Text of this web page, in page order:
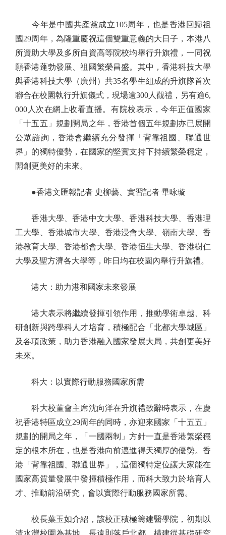
今年是中國共產黨成立105周年，也是香港回歸祖
國29周年，為隆重慶祝這個雙重意義的大日子，本港八
所資助大學及多所自資高等院校均舉行升旗禮，一同祝
願香港蓬勃發展、祖國繁榮昌盛。其中，香港科技大學
與香港科技大學（廣州）共35名學生組成的升旗隊首次
聯合在校園執行升旗儀式，現場逾300人觀禮，另有逾6,
000人次在網上收看直播。有院校表示，今年正值國家
「十五五」規劃開局之年，香港首個五年規劃亦已展開
公眾諮詢，香港會繼續充分發揮「背靠祖國、聯通世
界」的獨特優勢，在國家的堅實支持下持續繁榮穩定，
開創更美好的未來。
●香港文匯報記者 史柳藝、實習記者 畢咏璇
香港大學、香港中文大學、香港科技大學、香港理
工大學、香港城市大學、香港浸會大學、嶺南大學、香
港教育大學、香港都會大學、香港恒生大學、香港樹仁
大學及聖方濟各大學等，昨日均在校園內舉行升旗禮。
港大：助力港和國家未來發展
港大表示將繼續發揮引領作用，推動學術卓越、科
研創新與跨學科人才培育，積極配合「北都大學城區」
及各項政策，助力香港融入國家發展大局，共創更美好
未來。
科大：以實際行動服務國家所需
科大校董會主席沈向洋在升旗禮致辭時表示，在慶
祝香港特區成立29周年的同時，亦迎來國家「十五五」
規劃的開局之年，「一國兩制」方針一直是香港繁榮穩
定的根本所在，也是香港向前邁進得天獨厚的優勢。香
港「背靠祖國、聯通世界」，這個獨特定位讓大家能在
國家高質量發展中發揮積極作用，而科大致力於培育人
才、推動前沿研究，會以實際行動服務國家所需。
校長葉玉如介紹，該校正積極籌建醫學院，初期以
清水灣校園為基地，長遠則落戶北都，構建從基礎研究